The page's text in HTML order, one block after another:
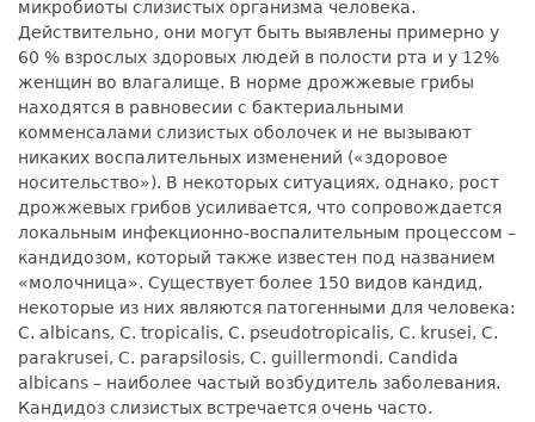
микробиоты слизистых организма человека.
Действительно, они могут быть выявлены примерно у
60 % взрослых здоровых людей в полости рта и у 12%
женщин во влагалище. В норме дрожжевые грибы
находятся в равновесии с бактериальными
комменсалами слизистых оболочек и не вызывают
никаких воспалительных изменений («здоровое
носительство»). В некоторых ситуациях, однако, рост
дрожжевых грибов усиливается, что сопровождается
локальным инфекционно-воспалительным процессом –
кандидозом, который также известен под названием
«молочница». Существует более 150 видов кандид,
некоторые из них являются патогенными для человека:
С. albicans, C. tropicalis, C. pseudotropicalis, C. krusei, C.
parakrusei, C. parapsilosis, C. guillermondi. Candida
albicans – наиболее частый возбудитель заболевания.
Кандидоз слизистых встречается очень часто.